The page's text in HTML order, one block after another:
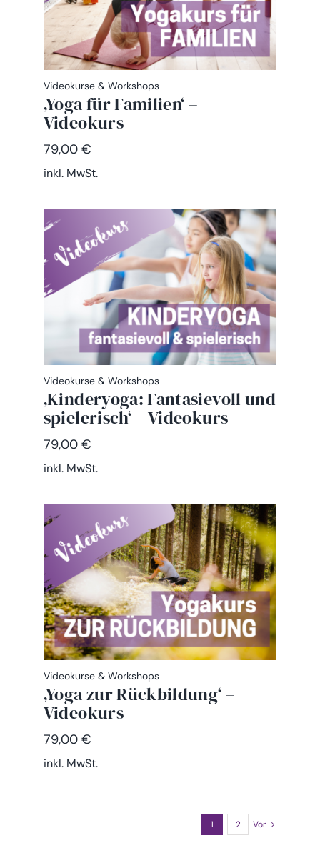
Videokurse & Workshops
‚Yoga für Familien‘ –
Videokurs
79,00 €
inkl. MwSt.
Videokurse & Workshops
‚Kinderyoga: Fantasievoll und
spielerisch‘ – Videokurs
79,00 €
inkl. MwSt.
Videokurse & Workshops
‚Yoga zur Rückbildung‘ –
Videokurs
79,00 €
inkl. MwSt.
1 2 Vor